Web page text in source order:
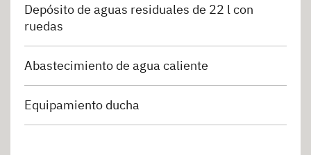
Depósito de aguas residuales de 22 l con
ruedas
Abastecimiento de agua caliente
Equipamiento ducha